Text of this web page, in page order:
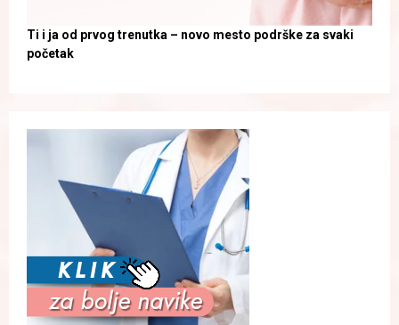
Ti i ja od prvog trenutka – novo mesto podrške za svaki
početak